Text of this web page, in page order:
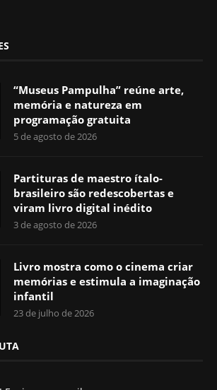
“Museus Pampulha” reúne arte,
memória e natureza em
programação gratuita
5 de agosto de 2026
Partituras de maestro ítalo-
brasileiro são redescobertas e
viram livro digital inédito
3 de agosto de 2026
Livro mostra como o cinema criar
memórias e estimula a imaginação
infantil
23 de julho de 2026